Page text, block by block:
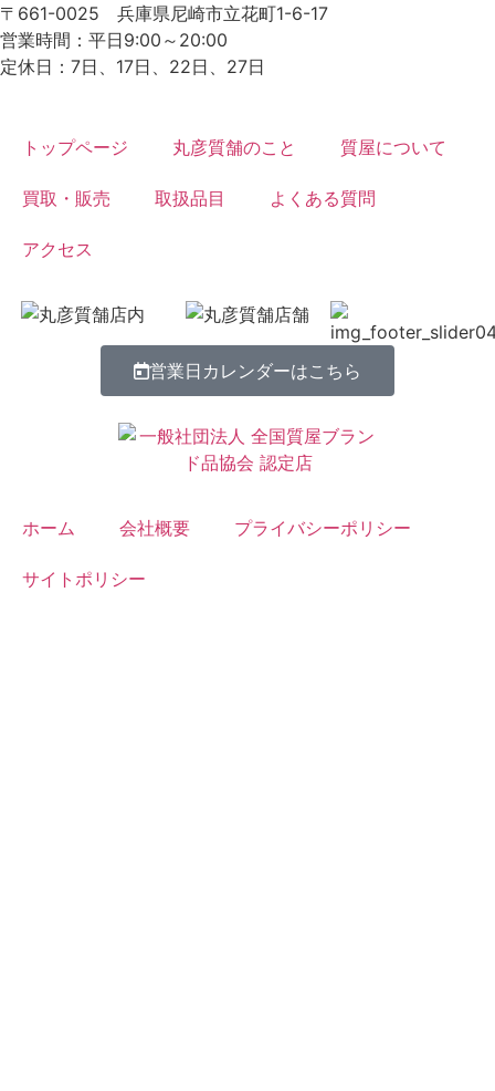
〒661-0025 兵庫県尼崎市立花町1-6-17
営業時間：平日9:00～20:00
定休日：7日、17日、22日、27日
トップページ 丸彦質舗のこと 質屋について
買取・販売 取扱品目 よくある質問
アクセス
営業日カレンダーはこちら
ホーム 会社概要 プライバシーポリシー
サイトポリシー